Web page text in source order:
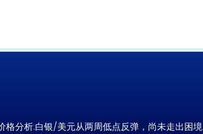
格分析:白银/美元从两周低点反弹，尚未走出困境